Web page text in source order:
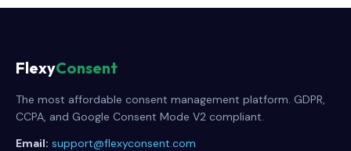
FlexyConsent
The most affordable consent management platform. GDPR,
CCPA, and Google Consent Mode V2 compliant.
Email: support@flexyconsent.com